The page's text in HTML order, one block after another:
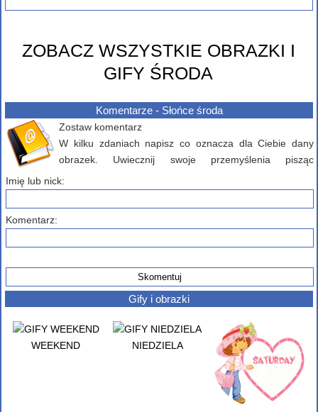
ZOBACZ WSZYSTKIE OBRAZKI I
GIFY ŚRODA
Komentarze - Słońce środa
Zostaw komentarz
W kilku zdaniach napisz co oznacza dla Ciebie dany
obrazek. Uwiecznij swoje przemyślenia pisząc
Imię lub nick:
Komentarz:
Gify i obrazki
WEEKEND NIEDZIELA